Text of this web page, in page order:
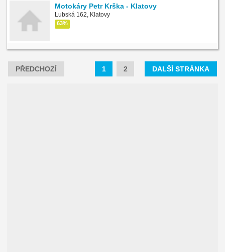
Motokáry Petr Krška - Klatovy
Lubská 162, Klatovy
63%
PŘEDCHOZÍ 1 2 DALŠÍ STRÁNKA